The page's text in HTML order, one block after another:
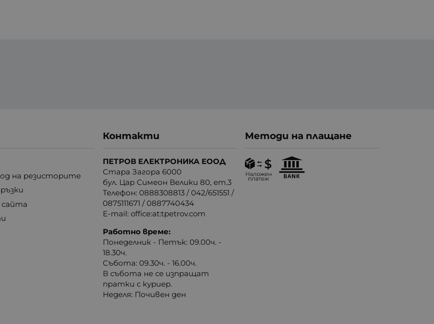
на резисторите
Контакти
ПЕТРОВ ЕЛЕКТРОНИКА ЕООД
Стара Загора 6000
бул. Цар Симеон Велики 80, ет.3
Телефон:0888308813 /042/651551 /
0875111671 /0887740434
E-mail:office:at:tpetrov.com
Работно време:
Понеделник - Петък: 09.00ч. -
18.30ч.
Събота: 09.30ч. - 16.00ч.
В събота не се изпращат
пратки с куриер.
Неделя: Почивен ден
Методи на плащане